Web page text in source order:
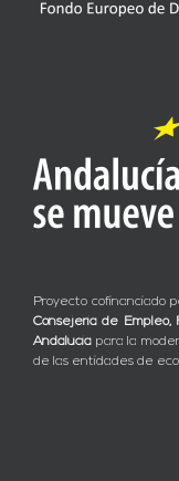
Proyecto cofinanciado
Consejería de Empleo,
Andalucía para la
de las entidades de